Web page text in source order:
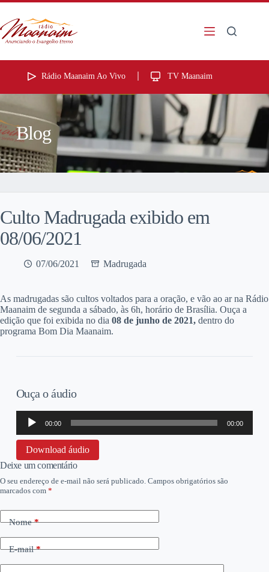
Rádio Maanaim Ao Vivo TV Maanaim
Blog
Culto Madrugada exibido em
08/06/2021
07/06/2021 Madrugada
As madrugadas são cultos voltados para a oração, e vão ao ar na Rádio
Maanaim de segunda a sábado, às 6h, horário de Brasília. Ouça a
edição que foi exibida no dia 08 de junho de 2021, dentro do
programa Bom Dia Maanaim.
Ouça o áudio
Tocador
áudio
00:00 00:00
Download áudio
Deixe um comentário
O seu endereço de e-mail não será publicado. Campos obrigatórios são
marcados com *
Nome*
E-mail*